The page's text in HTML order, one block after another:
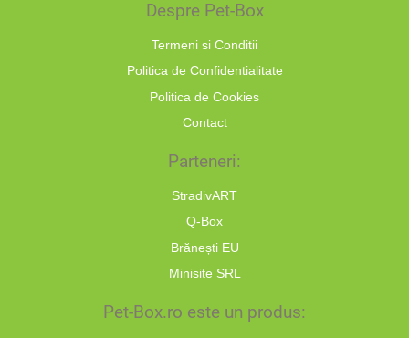
Despre Pet-Box
Termeni si Conditii
Politica de Confidentialitate
Politica de Cookies
Contact
Parteneri:
StradivART
Q-Box
Brănești EU
Minisite SRL
Pet-Box.ro este un produs: